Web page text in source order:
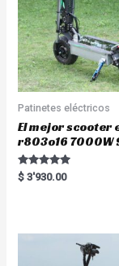
Patinetes eléctricos
El mejor scooter
r803o16 7000W
Rated
5.00
$ 3'930.00